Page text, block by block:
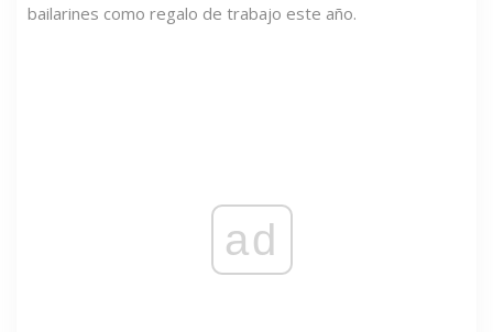
bailarines como regalo de trabajo este año.
ad